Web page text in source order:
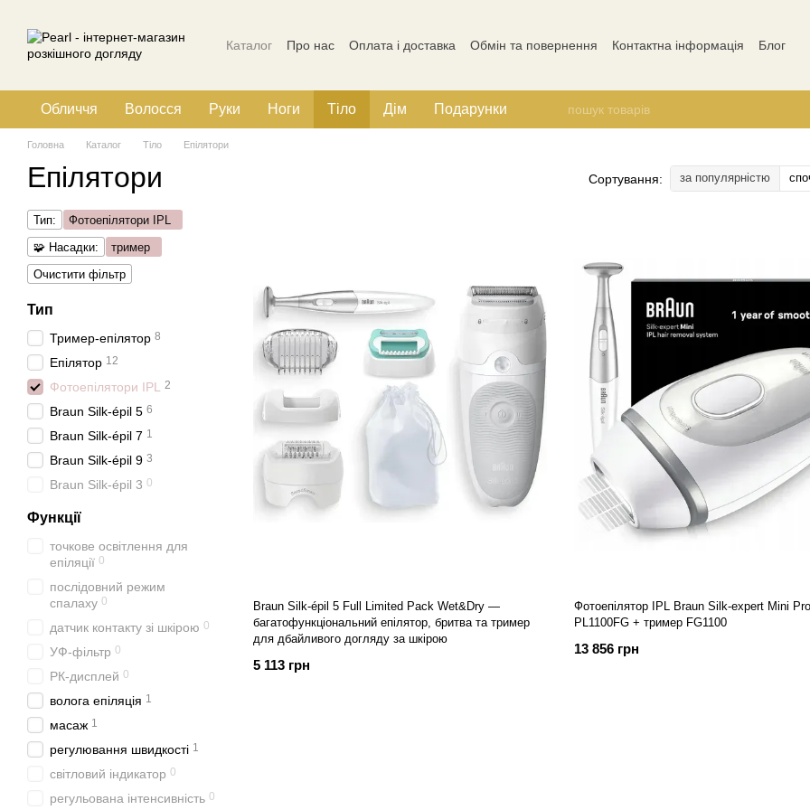
Каталог Про нас Оплата і доставка Обмін та повернення Контактна інформація
Блог
Обличчя Волосся Руки Ноги Тіло Дім Подарунки
Головна Каталог Тіло Епілятори
Епілятори Сортування: за популярністю
Braun Silk-épil 5 Full Limited Pack Wet&Dry —
багатофункціональний епілятор, бритва та тример
для дбайливого догляду за шкірою
5 113 грн
Фотоепілятор IPL Braun Silk-expert Mini Pro
PL1100FG + тример FG1100
13 856 грн
Тип:
Фотоепілятори IPL
🧩 Насадки:
тример
Очистити фільтр
Тип
Тример-епілятор 8
Епілятор 12
Фотоепілятори IPL 2
Braun Silk-épil 5 6
Braun Silk-épil 7 1
Braun Silk-épil 9 3
Braun Silk-épil 3 0
Функції
точкове освітлення для
епіляції 0
послідовний режим
спалаху 0
датчик контакту зі шкірою 0
УФ-фільтр 0
РК-дисплей 0
волога епіляція 1
масаж 1
регулювання швидкості 1
світловий індикатор 0
регульована інтенсивність 0